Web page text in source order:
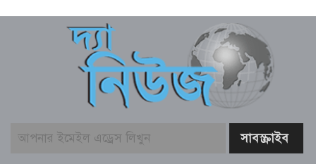
যুবকের মৃত্যু
পাইকগাছায় ছাত্র ও দরিদ্র মানুষের মাঝে
সাইকেল, সেলাই মেশিন ও ভ্যান বিতরণ
মার্কিন প্রশান্ত মহাসাগরীয় নৌবহর
কমান্ডারের বাংলাদেশ সফর শেষ